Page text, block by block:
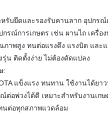
รับยึดและรองรับคานลาก อุปกรณ์
กรณ์การเกษตร เช่น ผานไถ เครื่อ
ภาพสูง ทนต่อแรงดึง แรงบิด และ
น ติดตั้งง่าย ไม่ต้องดัดแปลง
:
แข็งแรง ทนทาน ใช้งานได้ยา
ต่อพ่วงได้ดี เหมาะสำหรับงานเก
นต่อทุกสภาพแวดล้อม